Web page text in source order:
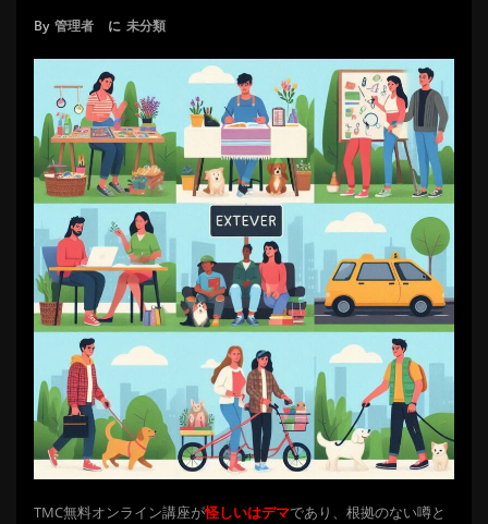
By 管理者 に 未分類
TMC無料オンライン講座が怪しいはデマであり、根拠のない噂と